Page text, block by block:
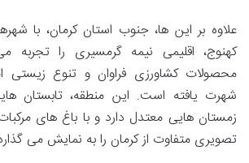
علاوه بر این ها، جنوب استان کرمان، با
کهنوج، اقلیمی نیمه گرمسیری را تجربه
محصولات کشاورزی فراوان و تنوع زیستی
شهرت یافته است. این منطقه، تابستان
زمستان هایی معتدل دارد و با باغ های
تصویری متفاوت از کرمان را به نمایش می